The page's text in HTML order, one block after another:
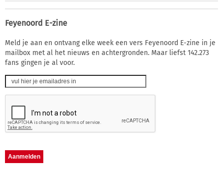
Feyenoord E-zine
Meld je aan en ontvang elke week een vers Feyenoord E-zine in je
mailbox met al het nieuws en achtergronden. Maar liefst 142.273
fans gingen je al voor.